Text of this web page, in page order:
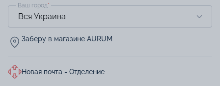
Ваш город*
Заберу в магазине AURUM
Новая почта - Отделение